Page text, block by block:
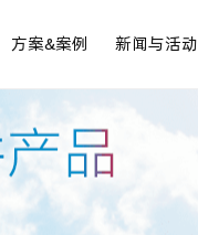
方案&案例 新闻与活动